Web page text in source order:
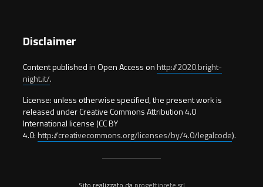
Disclaimer
Content published in Open Access onhttp://2020.bright-
night.it/.
License: unless otherwise specified, the present work is
released under Creative Commons Attribution 4.0
International license (CC BY
4.0:http://creativecommons.org/licenses/by/4.0/legalcode).